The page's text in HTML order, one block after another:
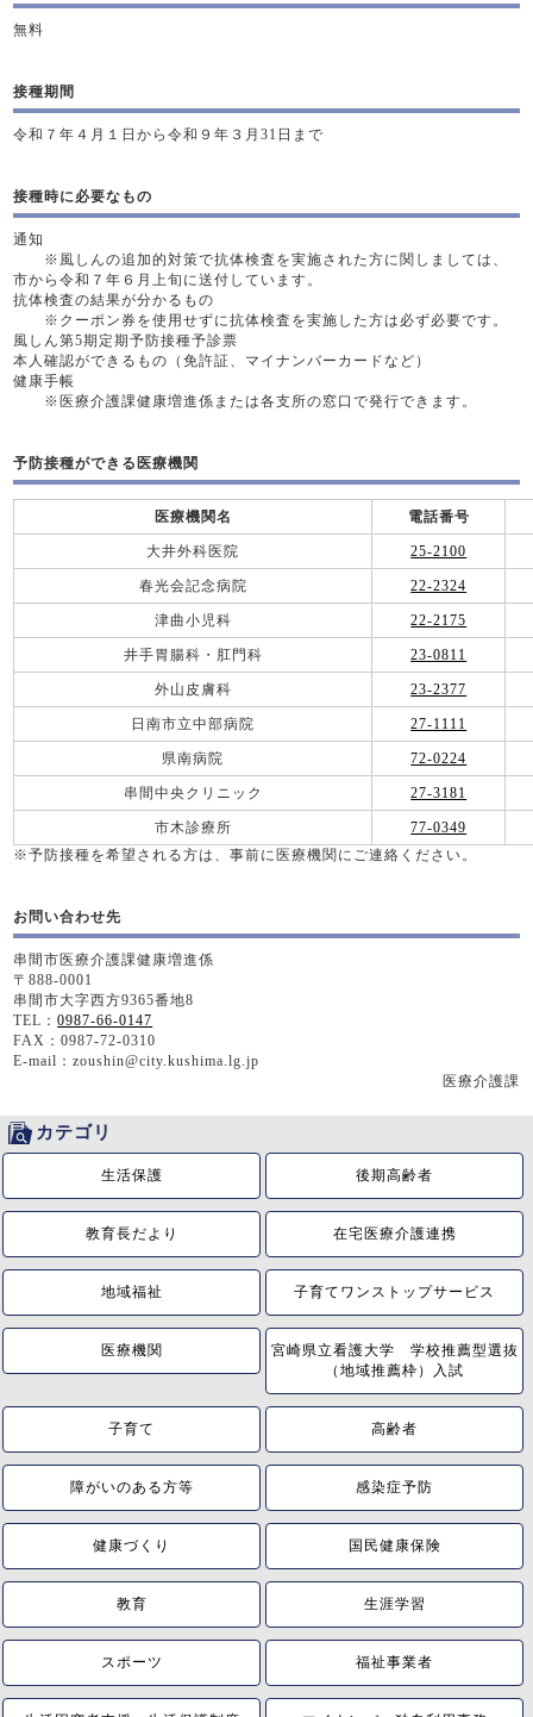
無料
接種期間
令和７年４月１日から令和９年３月31日まで
接種時に必要なもの
通知
※風しんの追加的対策で抗体検査を実施された方に関しましては、
市から令和７年６月上旬に送付しています。
抗体検査の結果が分かるもの
※クーポン券を使用せずに抗体検査を実施した方は必ず必要です。
風しん第5期定期予防接種予診票
本人確認ができるもの（免許証、マイナンバーカードなど）
健康手帳
※医療介護課健康増進係または各支所の窓口で発行できます。
予防接種ができる医療機関
医療機関名 電話番号
大井外科医院 25-2100
春光会記念病院 22-2324
津曲小児科 22-2175
井手胃腸科・肛門科 23-0811
外山皮膚科 23-2377
日南市立中部病院 27-1111
県南病院 72-0224
串間中央クリニック 27-3181
市木診療所
77-0349
※予防接種を希望される方は、事前に医療機関にご連絡ください。
お問い合わせ先
串間市医療介護課健康増進係
〒888-0001
串間市大字西方9365番地8
TEL：0987-66-0147
FAX：0987-72-0310
E-mail：zoushin@city.kushima.lg.jp
医療介護課
カテゴリ
生活保護 後期高齢者
教育長だより 在宅医療介護連携
地域福祉 子育てワンストップサービス
医療機関
宮崎県立看護大学 学校推薦型選抜
（地域推薦枠）入試
子育て 高齢者
障がいのある方等 感染症予防
健康づくり 国民健康保険
教育 生涯学習
スポーツ 福祉事業者